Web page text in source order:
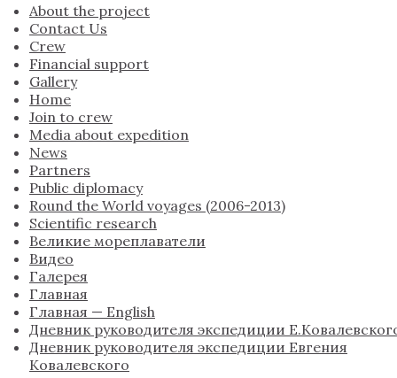
About the project
Contact Us
Crew
Financial support
Gallery
Home
Join to crew
Media about expedition
News
Partners
Public diplomacy
Round the World voyages (2006-2013)
Scientific research
Великие мореплаватели
Видео
Галерея
Главная
Главная — English
Дневник руководителя экспедиции
Дневник руководителя экспедиции Евгения
Ковалевского